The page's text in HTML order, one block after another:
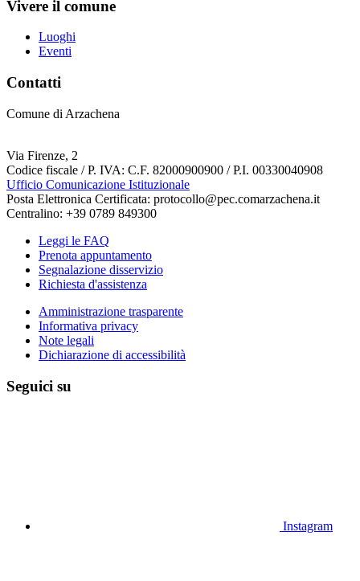
Vivere il comune
Luoghi
Eventi
Contatti
Comune di Arzachena
Via Firenze, 2
Codice fiscale / P. IVA: C.F. 82000900900 / P.I. 00330040908
Ufficio Comunicazione Istituzionale
Posta Elettronica Certificata: protocollo@pec.comarzachena.it
Centralino: +39 0789 849300
Leggi le FAQ
Prenota appuntamento
Segnalazione disservizio
Richiesta d'assistenza
Amministrazione trasparente
Informativa privacy
Note legali
Dichiarazione di accessibilità
Seguici su
Instagram